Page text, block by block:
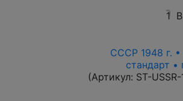
1
СССР 1948 г. •
стандарт
(Артикул: ST-